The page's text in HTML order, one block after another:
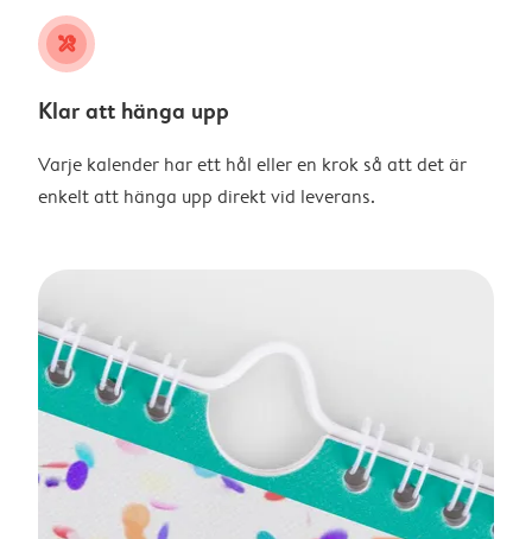
tools
Klar att hänga upp
Varje kalender har ett hål eller en krok så att det är
enkelt att hänga upp direkt vid leverans.